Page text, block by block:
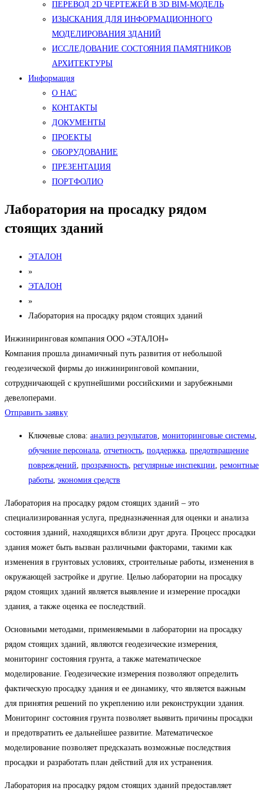
ПЕРЕВОД 2D ЧЕРТЕЖЕЙ В 3D BIM-МОДЕЛЬ
ИЗЫСКАНИЯ ДЛЯ ИНФОРМАЦИОННОГО
МОДЕЛИРОВАНИЯ ЗДАНИЙ
ИССЛЕДОВАНИЕ СОСТОЯНИЯ ПАМЯТНИКОВ
АРХИТЕКТУРЫ
Информация
О НАС
КОНТАКТЫ
ДОКУМЕНТЫ
ПРОЕКТЫ
ОБОРУДОВАНИЕ
ПРЕЗЕНТАЦИЯ
ПОРТФОЛИО
Лаборатория на просадку рядом
стоящих зданий
ЭТАЛОН
»
ЭТАЛОН
»
Лаборатория на просадку рядом стоящих зданий
Инжиниринговая компания ООО «ЭТАЛОН»
Компания прошла динамичный путь развития от небольшой
геодезической фирмы до инжиниринговой компании,
сотрудничающей с крупнейшими российскими и зарубежными
девелоперами.
Отправить заявку
Ключевые слова: анализ результатов, мониторинговые системы,
обучение персонала, отчетность, поддержка, предотвращение
повреждений, прозрачность, регулярные инспекции, ремонтные
работы, экономия средств
Лаборатория на просадку рядом стоящих зданий – это
специализированная услуга, предназначенная для оценки и анализа
состояния зданий, находящихся вблизи друг друга. Процесс просадки
здания может быть вызван различными факторами, такими как
изменения в грунтовых условиях, строительные работы, изменения в
окружающей застройке и другие. Целью лаборатории на просадку
рядом стоящих зданий является выявление и измерение просадки
здания, а также оценка ее последствий.
Основными методами, применяемыми в лаборатории на просадку
рядом стоящих зданий, являются геодезические измерения,
мониторинг состояния грунта, а также математическое
моделирование. Геодезические измерения позволяют определить
фактическую просадку здания и ее динамику, что является важным
для принятия решений по укреплению или реконструкции здания.
Мониторинг состояния грунта позволяет выявить причины просадки
и предотвратить ее дальнейшее развитие. Математическое
моделирование позволяет предсказать возможные последствия
просадки и разработать план действий для их устранения.
Лаборатория на просадку рядом стоящих зданий предоставляет